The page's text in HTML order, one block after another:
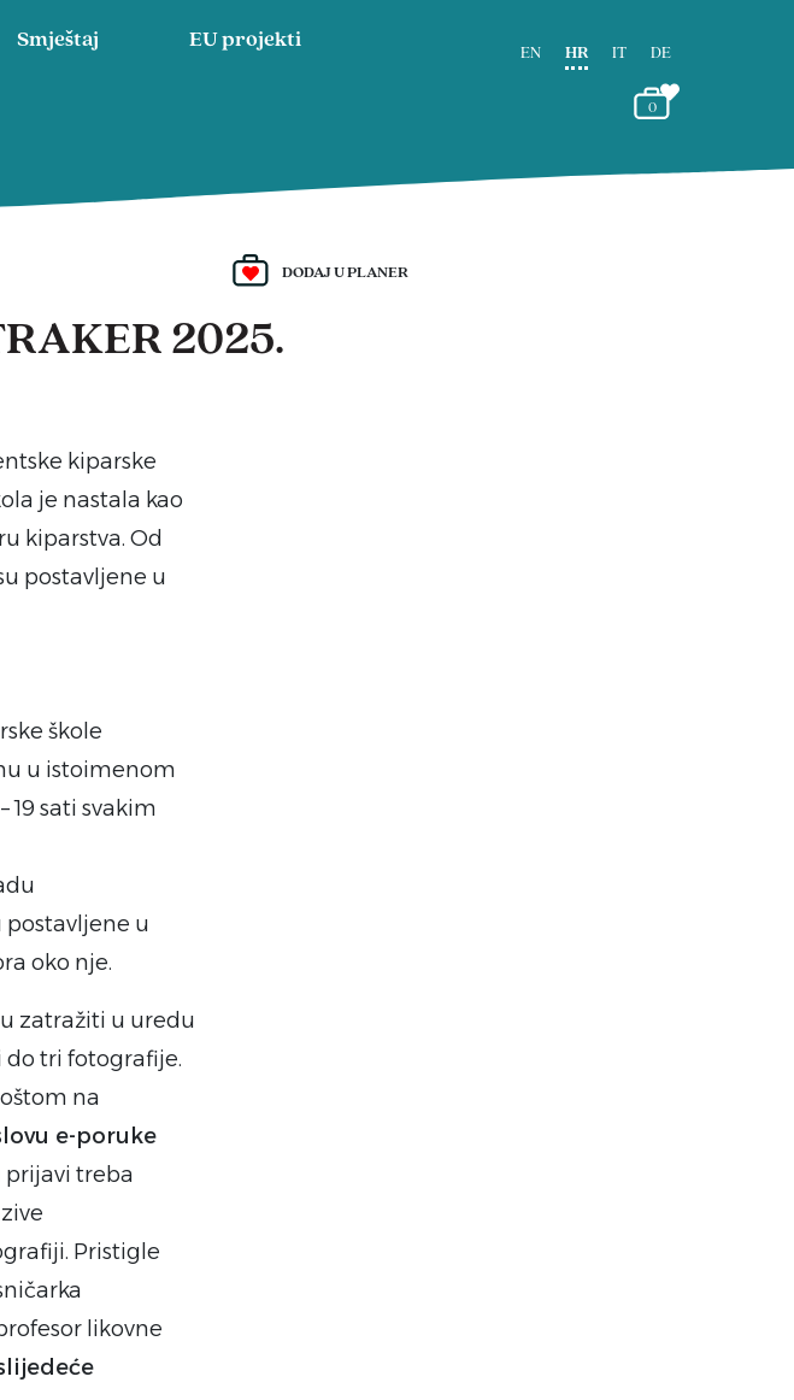
Smještaj EU projekti
EN HR IT DE
0
DODAJ U PLANER
2025.
kiparske
je nastala kao
kiparstva. Od
postavljene u
škole
u istoimenom
19 sati svakim
u
oko nje.
zatražiti u uredu
do tri fotografije.
na
e-poruke
prijavi treba
Pristigle
likovne